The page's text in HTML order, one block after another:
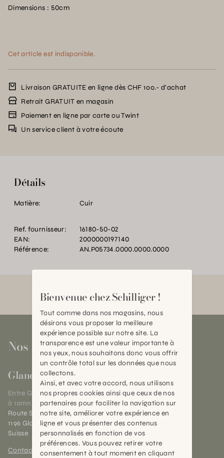
Dimensions : 50cm
Cet article est indisponible.
Livraison GRATUITE en ligne dès CHF 100.- d’achat
Retrait GRATUIT en magasin
Paiement en ligne par carte ou Twint
Un service client à votre écoute
Détails
Matière: Cuir
Ref. fournisseur:
16180-50-02
EAN:
2000000197140
Référence:
AN.P05734.0000.0000.0000
Nos magasins
Gland
Entre Genève et Lausanne,
à 10mn de Nyon
Route Suisse 40
1196 Gland (VD)
Suisse
Contact et horaires
Bienvenue chez Schilliger !
Tout comme dans nos magasins, nous
désirons vous proposer la meilleure
expérience possible sur notre site. La
transparence est une valeur importante à
nos yeux, nous souhaitons donc vous offrir
un contrôle total sur les données que nous
collectons.
Ainsi, et avec votre accord, nous utilisons
nos propres cookies ainsi que ceux de nos
partenaires pour faciliter la navigation sur
notre site, améliorer votre expérience en
ligne et vous présenter des contenus
personnalisés en fonction de vos
préférences. Vous pouvez retirer votre
consentement à tout moment en cliquant